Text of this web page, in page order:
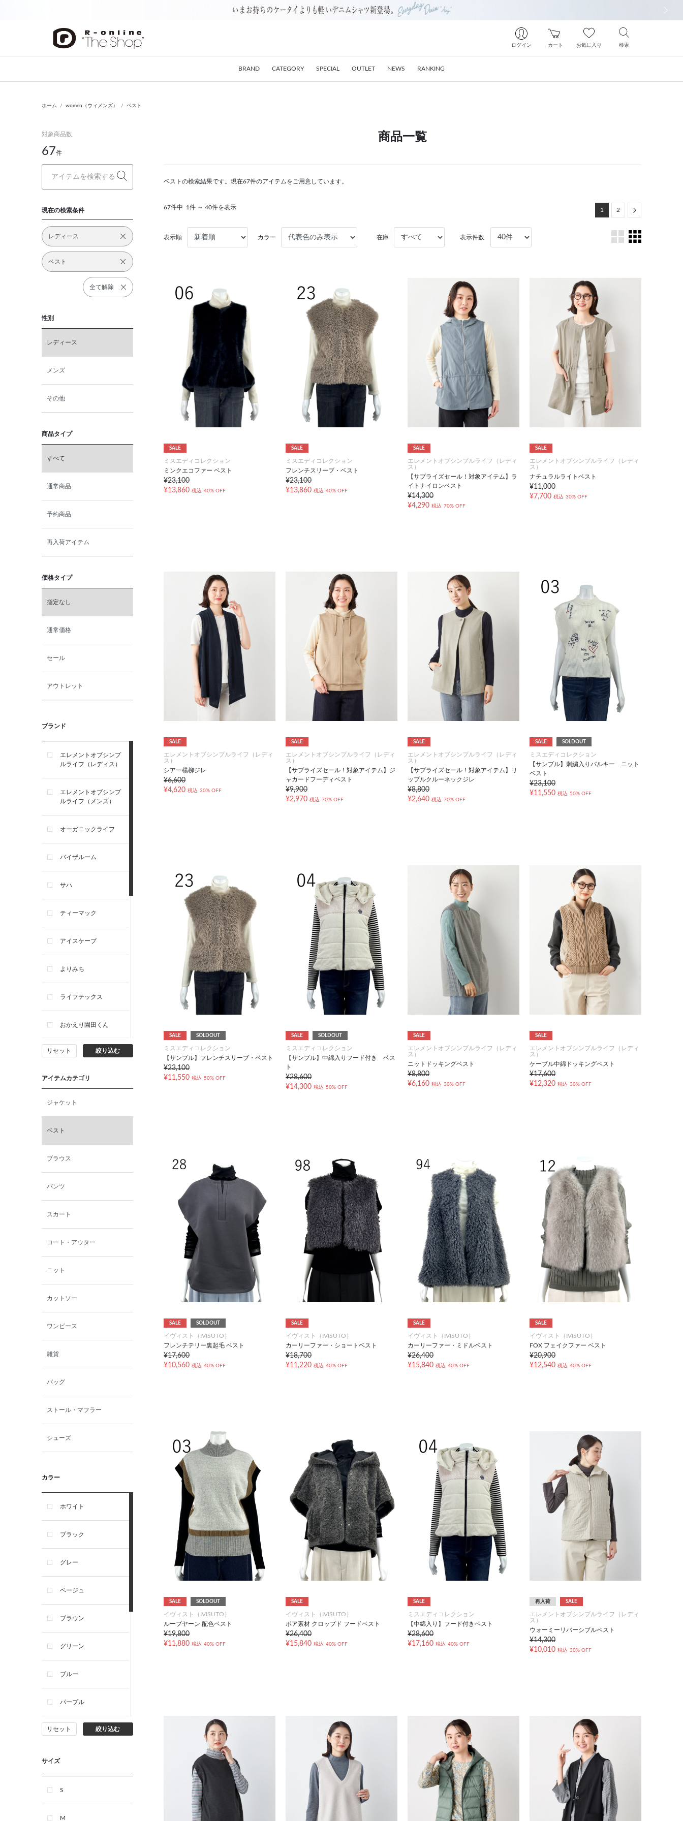
ログイン カート お気に入り 検索
BRAND CATEGORY SPECIAL OUTLET NEWS RANKING
ホーム women（ウィメンズ） ベスト
対象商品数
67件
現在の検索条件
レディース
ベスト
全て解除
性別
レディース
メンズ
その他
商品タイプ
すべて
通常商品
予約商品
再入荷アイテム
価格タイプ
指定なし
通常価格
セール
アウトレット
ブランド
エレメントオブシンプ
ルライフ（レディス）
エレメントオブシンプ
ルライフ（メンズ）
オーガニックライフ
バイザルーム
サハ
ティーマック
アイスケープ
よりみち
ライフテックス
おかえり園田くん
ビー・エー・ジー
イヴィスト
ン
西脇シリーズ
小泉革店
シャミー
パーソンズジーンズ
ファインデーション
ローズペッシュ / パル
モンド
リセット 絞り込む
アイテムカテゴリ
ジャケット
ベスト
ブラウス
パンツ
スカート
コート・アウター
ニット
カットソー
ワンピース
雑貨
バッグ
ストール・マフラー
シューズ
カラー
ホワイト
ブラック
グレー
ベージュ
ブラウン
グリーン
ブルー
パープル
イエロー
ピンク
リセット 絞り込む
サイズ
S
M
商品一覧
ベストの検索結果です。現在67件のアイテムをご用意しています。
67件中 1件 ～ 40件を表示 1 2 Next
表示順 カラー 在庫 表示件数
SALE
ミスエディコレクション
ミンクエコファー ベスト
¥23,100
¥13,860 税込 40% OFF
SALE
ミスエディコレクション
フレンチスリーブ・ベスト
¥23,100
¥13,860 税込 40% OFF
SALE
エレメントオブシンプルライフ（レディ
ス）
【サプライズセール！対象アイテム】ラ
イトナイロンベスト
¥14,300
¥4,290 税込 70% OFF
SALE
エレメントオブシンプルライフ（レディ
ス）
ナチュラルライトベスト
¥11,000
¥7,700 税込 30% OFF
SALE
エレメントオブシンプルライフ（レディ
ス）
シアー楊柳ジレ
¥6,600
¥4,620 税込 30% OFF
SALE
エレメントオブシンプルライフ（レディ
ス）
【サプライズセール！対象アイテム】ジ
ャカードフーディベスト
¥9,900
¥2,970 税込 70% OFF
SALE
エレメントオブシンプルライフ（レディ
ス）
【サプライズセール！対象アイテム】リ
ップルクルーネックジレ
¥8,800
¥2,640 税込 70% OFF
SALE SOLDOUT
ミスエディコレクション
【サンプル】刺繍入りバルキー ニット
ベスト
¥23,100
¥11,550 税込 50% OFF
SALE SOLDOUT
ミスエディコレクション
【サンプル】フレンチスリーブ・ベスト
¥23,100
¥11,550 税込 50% OFF
SALE SOLDOUT
ミスエディコレクション
【サンプル】中綿入りフード付き ベス
ト
¥28,600
¥14,300 税込 50% OFF
SALE
エレメントオブシンプルライフ（レディ
ス）
ニットドッキングベスト
¥8,800
¥6,160 税込 30% OFF
SALE
エレメントオブシンプルライフ（レディ
ス）
ケーブル中綿ドッキングベスト
¥17,600
¥12,320 税込 30% OFF
SALE SOLDOUT
イヴィスト（IVISUTO）
フレンチテリー裏起毛 ベスト
¥17,600
¥10,560 税込 40% OFF
SALE
イヴィスト（IVISUTO）
カーリーファー・ショートベスト
¥18,700
¥11,220 税込 40% OFF
SALE
イヴィスト（IVISUTO）
カーリーファー・ミドルベスト
¥26,400
¥15,840 税込 40% OFF
SALE
イヴィスト（IVISUTO）
FOX フェイクファー ベスト
¥20,900
¥12,540 税込 40% OFF
SALE SOLDOUT
イヴィスト（IVISUTO）
ループヤーン 配色ベスト
¥19,800
¥11,880 税込 40% OFF
SALE
イヴィスト（IVISUTO）
ボア素材 クロップド フードベスト
¥26,400
¥15,840 税込 40% OFF
SALE
ミスエディコレクション
【中綿入り】フード付きベスト
¥28,600
¥17,160 税込 40% OFF
再入荷 SALE
エレメントオブシンプルライフ（レディ
ス）
ウォーミーリバーシブルベスト
¥14,300
¥10,010 税込 30% OFF